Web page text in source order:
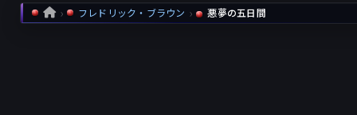
国内
海外
新着
HOME フレドリック・ブラウン 悪夢の五日間